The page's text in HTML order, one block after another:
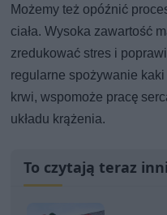
Możemy też opóźnić
ciała. Wysoka zawartość
zredukować stres i
regularne spożywanie
krwi, wspomoże pracę
układu krążenia.
To czytają teraz inni